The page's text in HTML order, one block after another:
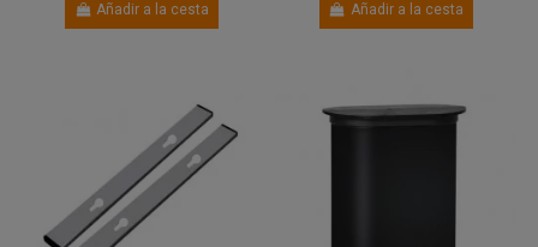
Añadir a la cesta Añadir a la cesta